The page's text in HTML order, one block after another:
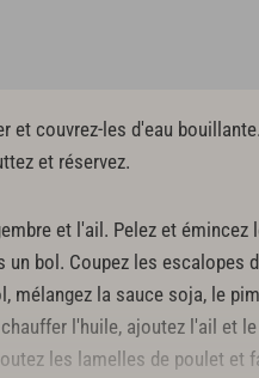
et couvrez-les d'eau
et réservez.
et l'ail. Pelez et émincez
un bol. Coupez les escalopes
mélangez la sauce soja, le
l'huile, ajoutez l'ail et
les lamelles de poulet et